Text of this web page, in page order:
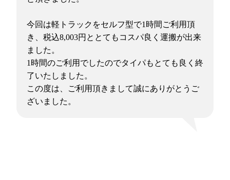
今回は軽トラックをセルフ型で1時間ご利用頂
き、税込8,003円ととてもコスパ良く運搬が出来
ました。
1時間のご利用でしたのでタイパもとても良く終
了いたしました。
この度は、ご利用頂きまして誠にありがとうご
ざいました。